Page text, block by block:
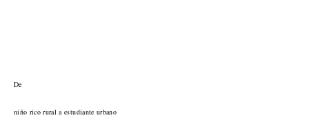
De
niño rico rural a estudiante urbano